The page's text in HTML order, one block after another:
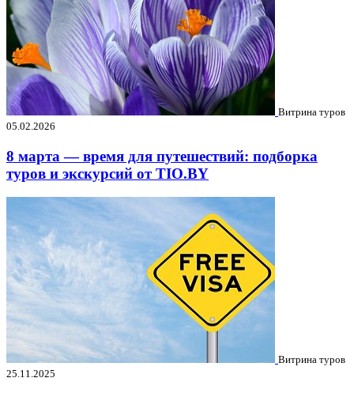
Витрина туров
05.02.2026
8 марта — время для путешествий: подборка
туров и экскурсий от TIO.BY
Витрина туров
25.11.2025